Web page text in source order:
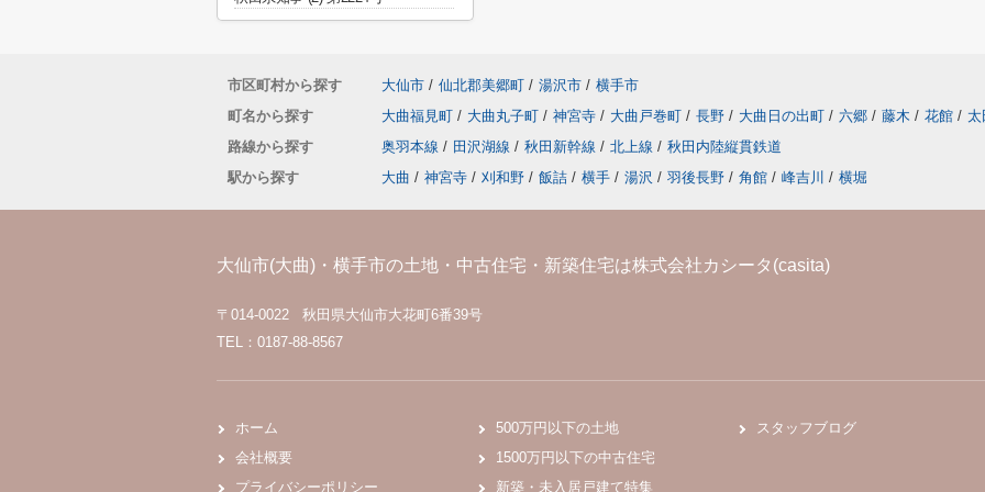
市区町村から探す 大仙市 / 仙北郡美郷町 / 湯沢市 / 横手市
町名から探す
大曲福見町 / 大曲丸子町 / 神宮寺 / 大曲戸巻町 / 長野 / 大曲日の出町 / 六郷 / 藤木 / 花館 / 太
路線から探す
奥羽本線 / 田沢湖線 / 秋田新幹線 / 北上線 / 秋田内陸縦貫鉄道
駅から探す
大曲 / 神宮寺 / 刈和野 / 飯詰 / 横手 / 湯沢 / 羽後長野 / 角館 / 峰吉川 / 横堀
大仙市(大曲)・横手市の土地・中古住宅・新築住宅は株式会社カシータ(casita)
〒014-0022 秋田県大仙市大花町6番39号
TEL：0187-88-8567
ホーム
会社概要
プライバシーポリシー
500万円以下の土地
1500万円以下の中古住宅
新築・未入居戸建て特集
スタッフブログ